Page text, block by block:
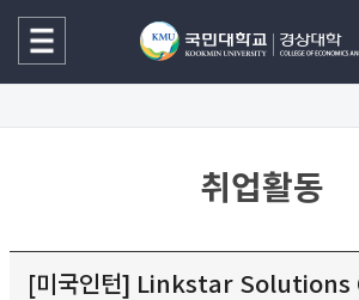
취업활동
[미국인턴] Linkstar Solutions